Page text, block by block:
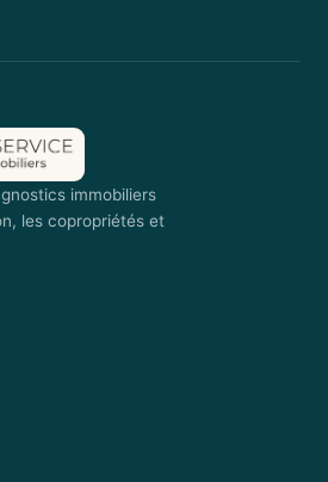
immobiliers
les copropriétés et